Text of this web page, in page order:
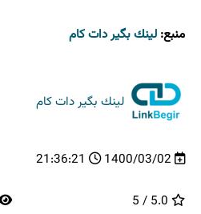
منبع: لینك بگیر دات كام
لینك بگیر دات كام
1400/03/02
21:36:21